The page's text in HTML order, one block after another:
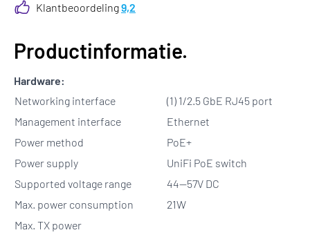
Klantbeoordeling9,2
Productinformatie.
Hardware:
Networking interface
(1) 1/2.5 GbE RJ45 port
Management interface
Ethernet
Power method
PoE+
Power supply
UniFi PoE switch
Supported voltage range
44—57V DC
Max. power consumption
21W
Max. TX power